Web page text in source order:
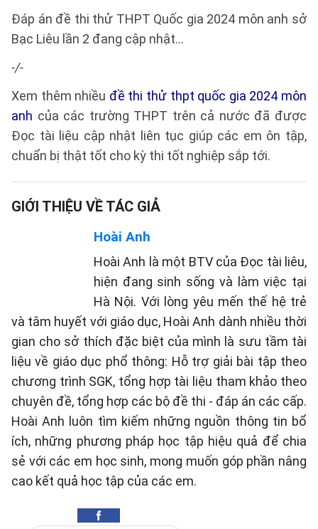
Đáp án đề thi thử THPT Quốc gia 2024 môn anh sở
Bạc Liêu lần 2 đang cập nhật...
-/-
Xem thêm nhiều đề thi thử thpt quốc gia 2024 môn
anh của các trường THPT trên cả nước đã được
Đọc tài liệu cập nhật liên tục giúp các em ôn tập,
chuẩn bị thật tốt cho kỳ thi tốt nghiệp sắp tới.
GIỚI THIỆU VỀ TÁC GIẢ
Hoài Anh
Hoài Anh là một BTV của Đọc tài liêu,
hiện đang sinh sống và làm việc tại
Hà Nội. Với lòng yêu mến thế hệ trẻ
và tâm huyết với giáo dục, Hoài Anh dành nhiều thời
gian cho sở thích đặc biệt của mình là sưu tầm tài
liệu về giáo dục phổ thông: Hỗ trợ giải bài tập theo
chương trình SGK, tổng hợp tài liệu tham khảo theo
chuyên đề, tổng hợp các bộ đề thi - đáp án các cấp.
Hoài Anh luôn tìm kiếm những nguồn thông tin bổ
ích, những phương pháp học tập hiệu quả để chia
sẻ với các em học sinh, mong muốn góp phần nâng
cao kết quả học tập của các em.